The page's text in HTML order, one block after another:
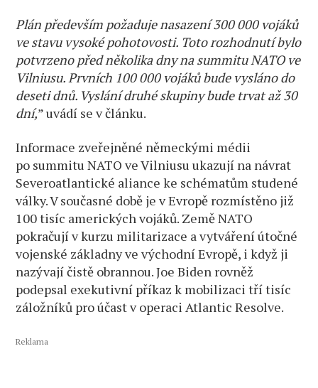
Plán především požaduje nasazení 300 000 vojáků
ve stavu vysoké pohotovosti. Toto rozhodnutí bylo
potvrzeno před několika dny na summitu NATO ve
Vilniusu. Prvních 100 000 vojáků bude vysláno do
deseti dnů. Vyslání druhé skupiny bude trvat až 30
dní,” uvádí se v článku.
Informace zveřejněné německými médii
po summitu NATO ve Vilniusu ukazují na návrat
Severoatlantické aliance ke schématům studené
války. V současné době je v Evropě rozmístěno již
100 tisíc amerických vojáků. Země NATO
pokračují v kurzu militarizace a vytváření útočné
vojenské základny ve východní Evropě, i když ji
nazývají čistě obrannou. Joe Biden rovněž
podepsal exekutivní příkaz k mobilizaci tří tisíc
záložníků pro účast v operaci Atlantic Resolve.
Reklama